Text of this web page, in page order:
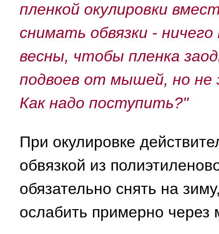
пленкой окулировки
снимать обвязки -
весны, чтобы пленка
подвоев от мышей, но не
Как надо поступить?"
При окулировке
обвязкой из
обязательно снять на
ослабить примерно через